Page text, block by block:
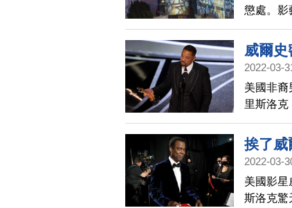
懲處。影
不當肢體
紀律處
場，但遭
為採取紀
威爾
2022-03-
美國非裔
里斯洛克
他祭出懲
挨了威
2022-03-
美國影星
斯洛克驚